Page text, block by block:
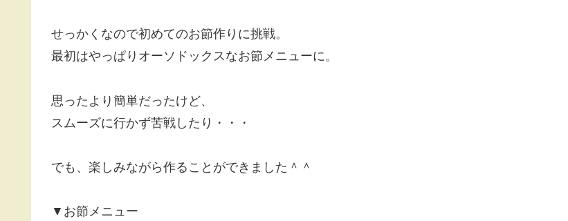
せっかくなので初めてのお節作りに挑戦。
最初はやっぱりオーソドックスなお節メニューに。
思ったより簡単だったけど、
スムーズに行かず苦戦したり・・・
でも、楽しみながら作ることができました＾＾
▼お節メニュー